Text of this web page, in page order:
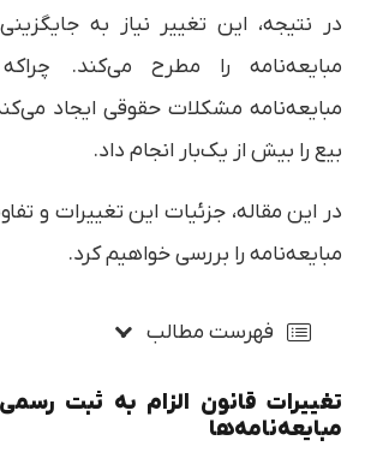
در نتیجه، این تغییر نیاز به
مبایعه‌نامه را مطرح می‌کند.
مبایعه‌نامه مشکلات حقوقی ایجاد
بیع را بیش از یک‌بار انجام داد.
در این مقاله، جزئیات این تغییرات و
مبایعه‌نامه را بررسی خواهیم کرد.
فهرست مطالب
تغییرات قانون الزام به ثبت
مبایعه‌نامه‌ها